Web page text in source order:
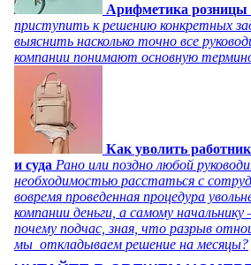
Арифметика розницы
приступить к решению конкретных
выяснить насколько точно все
компании понимают основную
Как уволить
и суда Рано или поздно любой
необходимостью расстаться с
вовремя проведенная процедура
компании деньги, а самому
почему подчас, зная, что разрыв
мы откладываем решение на месяцы?